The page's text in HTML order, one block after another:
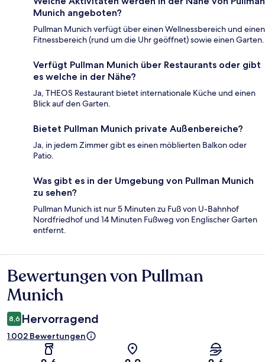
Munich angeboten?
Pullman Munich verfügt über einen Wellnessbereich und einen
Fitnessbereich (rund um die Uhr geöffnet) sowie einen Garten.
Verfügt Pullman Munich über Restaurants oder gibt
es welche in der Nähe?
Ja, THEOS Restaurant bietet internationale Küche und einen
Blick auf den Garten.
Bietet Pullman Munich private Außenbereiche?
Ja, in jedem Zimmer gibt es einen möblierten Balkon oder
Patio.
Was gibt es in der Umgebung von Pullman Munich
zu sehen?
Pullman Munich ist nur 5 Minuten zu Fuß von U-Bahnhof
Nordfriedhof und 14 Minuten Fußweg von Englischer Garten
entfernt.
Bewertungen
Bewertungen von Pullman
Munich
8,6 Hervorragend
1.002 Bewertungen